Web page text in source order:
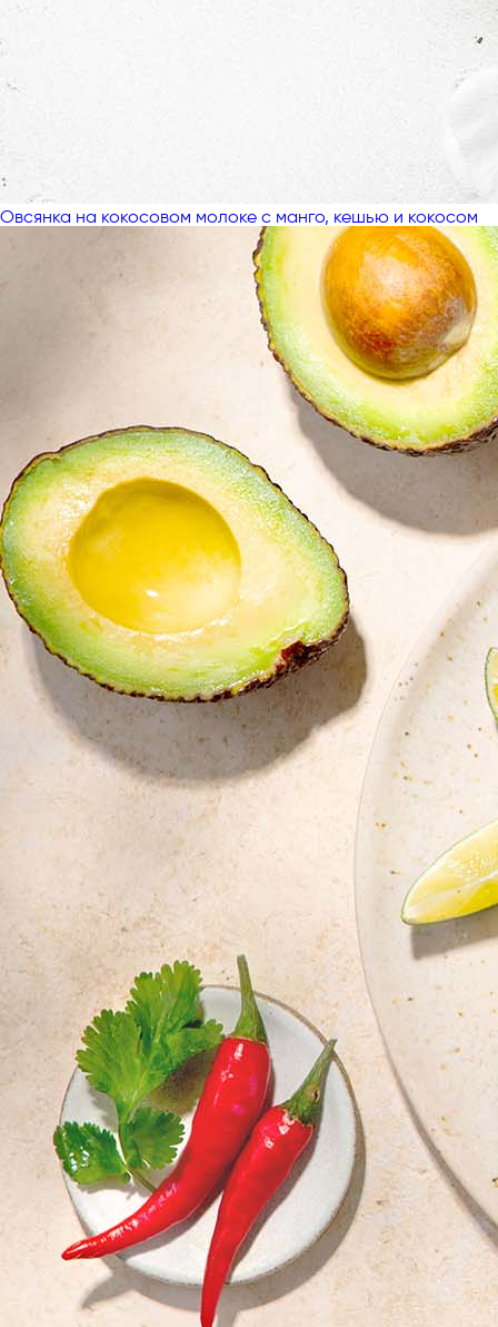
Овсянка на кокосовом молоке с манго, кешью и кокосом